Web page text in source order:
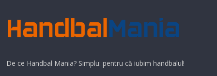
De ce Handbal Mania? Simplu: pentru că iubim handbalul!